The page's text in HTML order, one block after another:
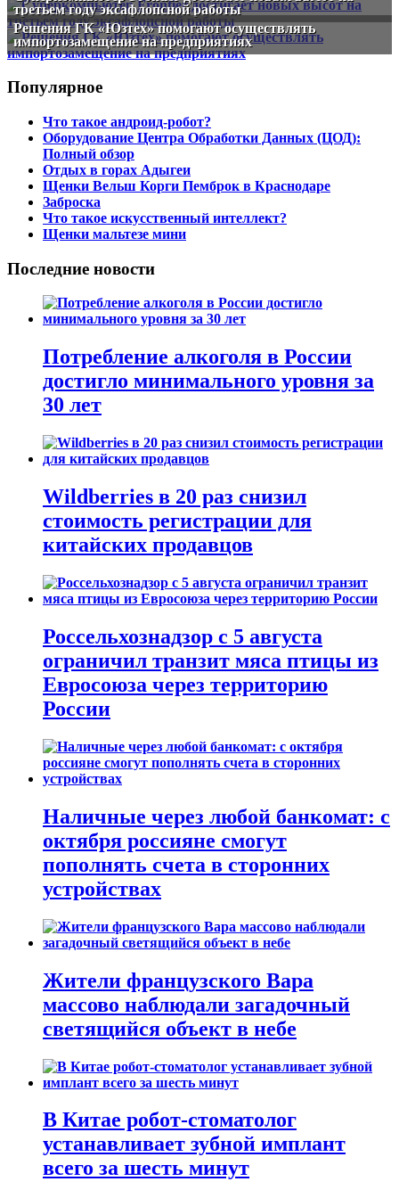
третьем году эксафлопсной работы
Решения ГК «Юзтех» помогают осуществлять
импортозамещение на предприятиях
Популярное
Что такое андроид-робот?
Оборудование Центра Обработки Данных (ЦОД):
Полный обзор
Отдых в горах Адыгеи
Щенки Вельш Корги Пемброк в Краснодаре
Заброска
Что такое искусственный интеллект?
Щенки мальтезе мини
Последние новости
Потребление алкоголя в России
достигло минимального уровня за
30 лет
Wildberries в 20 раз снизил
стоимость регистрации для
китайских продавцов
Россельхознадзор с 5 августа
ограничил транзит мяса птицы из
Евросоюза через территорию
России
Наличные через любой банкомат: с
октября россияне смогут
пополнять счета в сторонних
устройствах
Жители французского Вара
массово наблюдали загадочный
светящийся объект в небе
В Китае робот-стоматолог
устанавливает зубной имплант
всего за шесть минут